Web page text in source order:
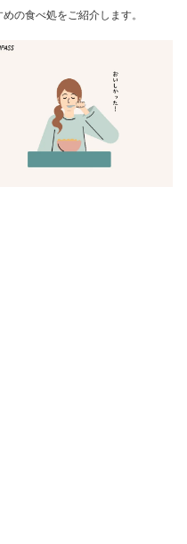
の食べ処をご紹介します。